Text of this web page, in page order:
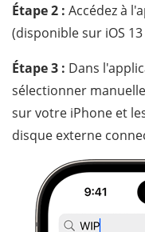
Étape 2 : Accédez à
(disponible sur iOS
Étape 3 : Dans
sélectionner
sur votre iPhone et
disque externe